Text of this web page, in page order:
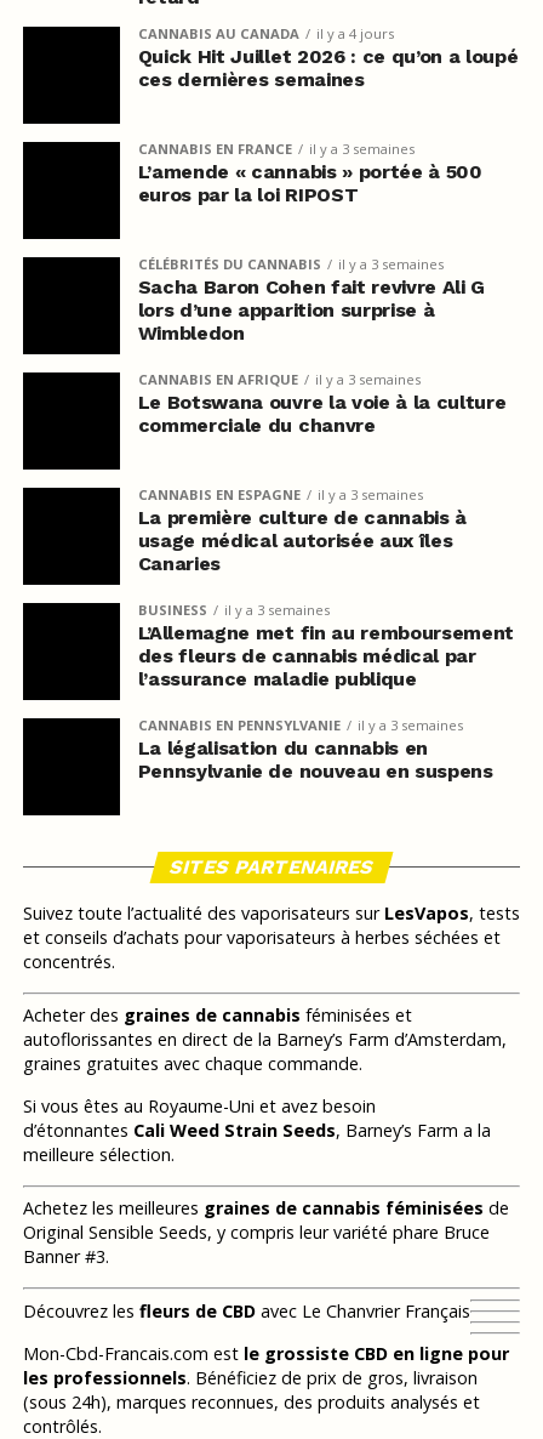
CANNABIS AU CANADA il y a 4 jours
Quick Hit Juillet 2026 : ce qu’on a loupé
ces dernières semaines
CANNABIS EN FRANCE il y a 3 semaines
L’amende « cannabis » portée à 500
euros par la loi RIPOST
CÉLÉBRITÉS DU CANNABIS il y a 3 semaines
Sacha Baron Cohen fait revivre Ali G
lors d’une apparition surprise à
Wimbledon
CANNABIS EN AFRIQUE il y a 3 semaines
Le Botswana ouvre la voie à la culture
commerciale du chanvre
CANNABIS EN ESPAGNE il y a 3 semaines
La première culture de cannabis à
usage médical autorisée aux îles
Canaries
BUSINESS il y a 3 semaines
L’Allemagne met fin au remboursement
des fleurs de cannabis médical par
l’assurance maladie publique
CANNABIS EN PENNSYLVANIE il y a 3 semaines
La légalisation du cannabis en
Pennsylvanie de nouveau en suspens
SITES PARTENAIRES
Suivez toute l’actualité des vaporisateurs sur LesVapos, tests
et conseils d’achats pour vaporisateurs à herbes séchées et
concentrés.
Acheter des graines de cannabis féminisées et
autoflorissantes en direct de la Barney’s Farm d’Amsterdam,
graines gratuites avec chaque commande.
Si vous êtes au Royaume-Uni et avez besoin
d’étonnantes Cali Weed Strain Seeds, Barney’s Farm a la
meilleure sélection.
Achetez les meilleures graines de cannabis féminisées de
Original Sensible Seeds, y compris leur variété phare Bruce
Banner #3.
Découvrez les fleurs de CBDavec Le Chanvrier Français
Mon-Cbd-Francais.com est le grossiste CBD en ligne pour
les professionnels. Bénéficiez de prix de gros, livraison
(sous 24h), marques reconnues, des produits analysés et
contrôlés.